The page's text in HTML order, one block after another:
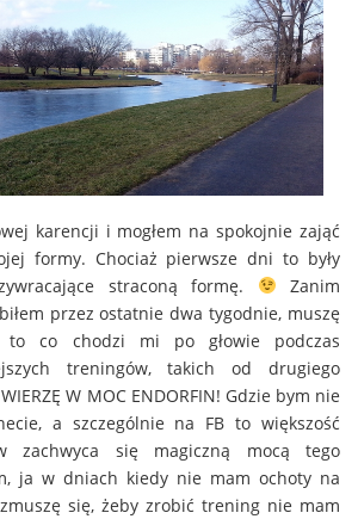
karencji i mogłem na spokojnie zająć
formy. Chociaż pierwsze dni to były
straconą formę.
Zanim
przez ostatnie dwa tygodnie, muszę
to co chodzi mi po głowie podczas
treningów, takich od drugiego
W MOC ENDORFIN! Gdzie bym nie
a szczególnie na FB to większość
zachwyca się magiczną mocą tego
ja w dniach kiedy nie mam ochoty na
się, żeby zrobić trening nie mam